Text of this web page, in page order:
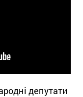
депутати